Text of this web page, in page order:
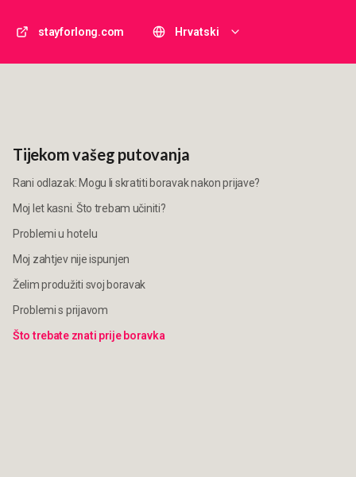
stayforlong.com Hrvatski
Tijekom vašeg putovanja
Rani odlazak: Mogu li skratiti boravak nakon prijave?
Moj let kasni. Što trebam učiniti?
Problemi u hotelu
Moj zahtjev nije ispunjen
Želim produžiti svoj boravak
Problemi s prijavom
Što trebate znati prije boravka